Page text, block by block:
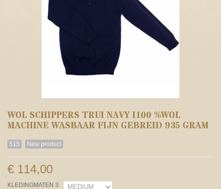
WOL SCHIPPERS TRUI NAVY I100 %WOL
MACHINE WASBAAR FIJN GEBREID 935 GRAM
515 New product
€ 114,00
KLEDINGMATEN 3